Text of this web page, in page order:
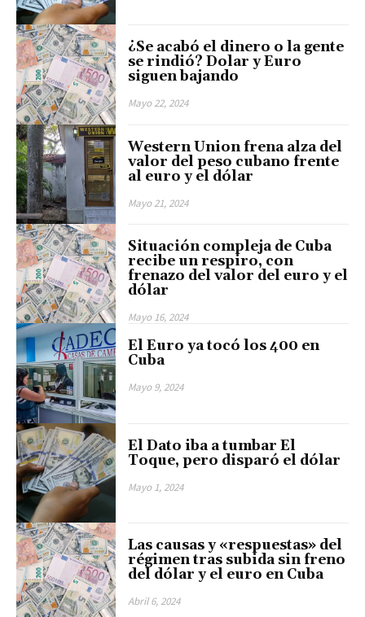
¿Se acabó el dinero o la gente
se rindió? Dolar y Euro
siguen bajando
Mayo 22, 2024
Western Union frena alza del
valor del peso cubano frente
al euro y el dólar
Mayo 21, 2024
Situación compleja de Cuba
recibe un respiro, con
frenazo del valor del euro y el
dólar
Mayo 16, 2024
El Euro ya tocó los 400 en
Cuba
Mayo 9, 2024
El Dato iba a tumbar El
Toque, pero disparó el dólar
Mayo 1, 2024
Las causas y «respuestas» del
régimen tras subida sin freno
del dólar y el euro en Cuba
Abril 6, 2024